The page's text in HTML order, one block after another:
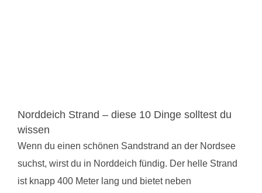
Norddeich Strand – diese 10 Dinge solltest du
wissen
Wenn du einen schönen Sandstrand an der Nordsee
suchst, wirst du in Norddeich fündig. Der helle Strand
ist knapp 400 Meter lang und bietet neben